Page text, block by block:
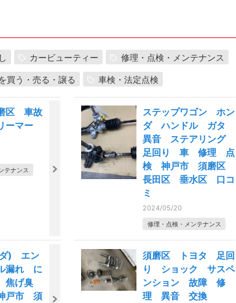
カービューティー 修理・点検・メンテナンス
買う・売る・譲る 車検・法定点検
区 車故
ーマー
テナンス
ステップワゴン ホン
ダ ハンドル ガタ
異音 ステアリング
足回り 車 修理 点
検 神戸市 須磨区
長田区 垂水区 口コ
ミ
2024/05/20
修理・点検・メンテナンス
ダ) エン
漏れ に
げ臭
戸市 須
須磨区 トヨタ 足回
り ショック サスペ
ンション 故障 修
理 異音 交換